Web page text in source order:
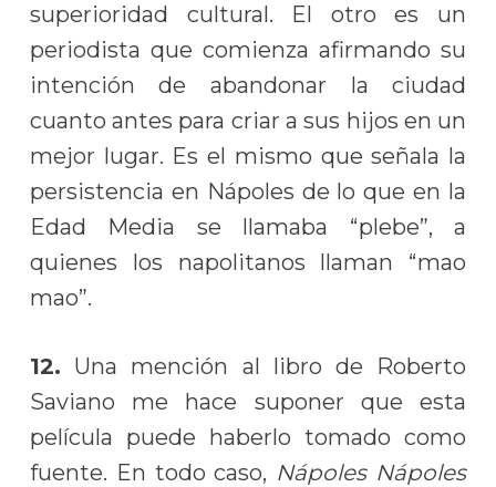
superioridad cultural. El otro es un
periodista que comienza afirmando su
intención de abandonar la ciudad
cuanto antes para criar a sus hijos en un
mejor lugar. Es el mismo que señala la
persistencia en Nápoles de lo que en la
Edad Media se llamaba “plebe”, a
quienes los napolitanos llaman “mao
mao”.
12. Una mención al libro de Roberto
Saviano me hace suponer que esta
película puede haberlo tomado como
fuente. En todo caso, Nápoles Nápoles